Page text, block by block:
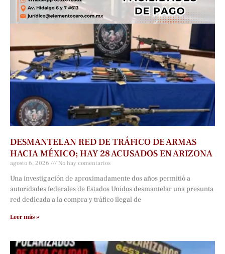
DESMANTELAN RED DE TRÁFICO DE ARMAS
HACIA MÉXICO; HAY 28 ACUSADOS EN ARIZONA
agosto 6, 2026 No hay comentarios
Una investigación de aproximadamente dos años permitió a
autoridades federales de Estados Unidos desmantelar una presunta
red dedicada a la compra y tráfico ilegal de
Leer más »